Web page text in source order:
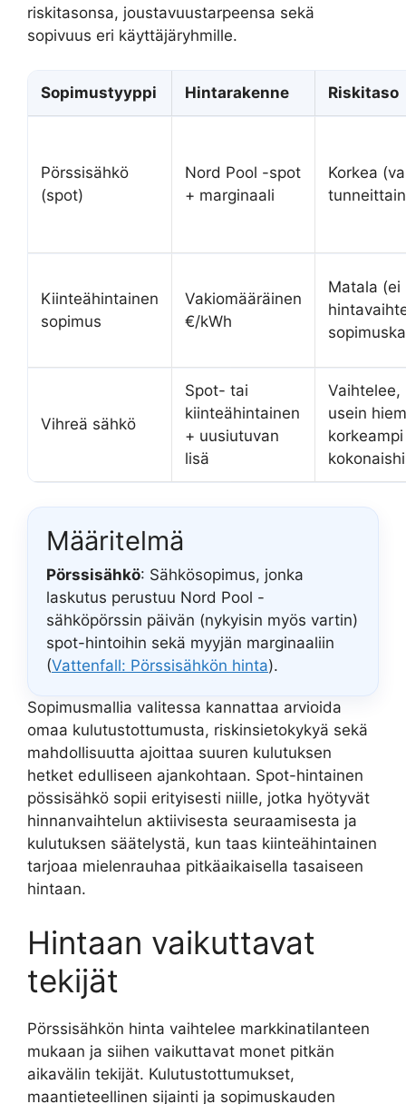
riskitasonsa, joustavuustarpeensa sekä
sopivuus eri käyttäjäryhmille.
Sopimustyyppi Hintarakenne Riskitaso
Pörssisähkö
(spot)
Nord Pool -spot
+ marginaali
Korkea
Kiinteähintainen
sopimus
Vakiomääräinen
€/kWh
Matala (ei
Vihreä sähkö
Spot- tai
kiinteähintainen
+ uusiutuvan
lisä
Vaihtelee,
usein
korkeampi
Määritelmä
Pörssisähkö: Sähkösopimus, jonka
laskutus perustuu Nord Pool -
sähköpörssin päivän (nykyisin myös vartin)
spot-hintoihin sekä myyjän marginaaliin
(Vattenfall: Pörssisähkön hinta).
Sopimusmallia valitessa kannattaa arvioida
omaa kulutustottumusta, riskinsietokykyä sekä
mahdollisuutta ajoittaa suuren kulutuksen
hetket edulliseen ajankohtaan. Spot-hintainen
pössisähkö sopii erityisesti niille, jotka hyötyvät
hinnanvaihtelun aktiivisesta seuraamisesta ja
kulutuksen säätelystä, kun taas kiinteähintainen
tarjoaa mielenrauhaa pitkäaikaisella tasaiseen
hintaan.
Hintaan vaikuttavat
tekijät
Pörssisähkön hinta vaihtelee markkinatilanteen
mukaan ja siihen vaikuttavat monet pitkän
aikavälin tekijät. Kulutustottumukset,
maantieteellinen sijainti ja sopimuskauden